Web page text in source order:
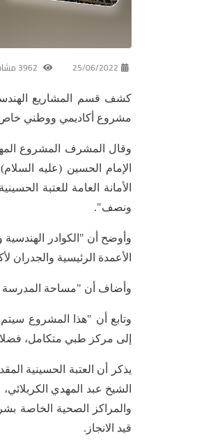
25/06/2022
كشف قسم المشاريع
مشروع أكاديمي ووطني خاص
وقال المشرف المشروع
الإمام الحسين (عليه
ونصف".
الأعمدة الرئيسية والجدران لأكثر
وأضاف أن "مساحة المدرسة الواحدة تقدر مساحتها
وتابع أن "هذا المشروع
إلى مركز طبي متكامل،
يذكر أن العتبة الحسينية
الشيخ عبد المهدي
والمراكز الصحية الخاصة
قيد الانجاز.